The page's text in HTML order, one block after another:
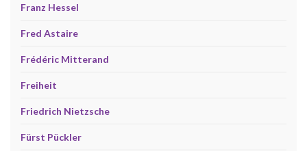
Franz Hessel
Fred Astaire
Frédéric Mitterand
Freiheit
Friedrich Nietzsche
Fürst Pückler